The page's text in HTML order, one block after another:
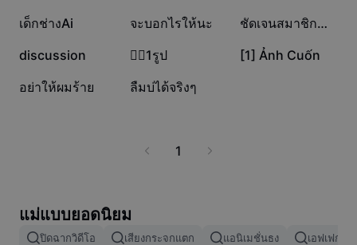
ผสานรูปภาพ
Dreamina Seedance 2.0 Launch
7.8K
เด็กช่างAi 7.5K
จะบอกไรให้นะ 3.9K ชัดเจนสมาชิก💯💯
3.2K
discussion 2.4K
😮‍💨1รูป 909
[1] Ảnh Cuốn
683
อย่าให้ผมร้าย 13
ลืมบ่ได้จริงๆ
1
แม่แบบยอดนิยม
ปิดฉากวิดีโอ เสียงกระจกแตก แอนิเมชั่นธง เอฟเฟกต์